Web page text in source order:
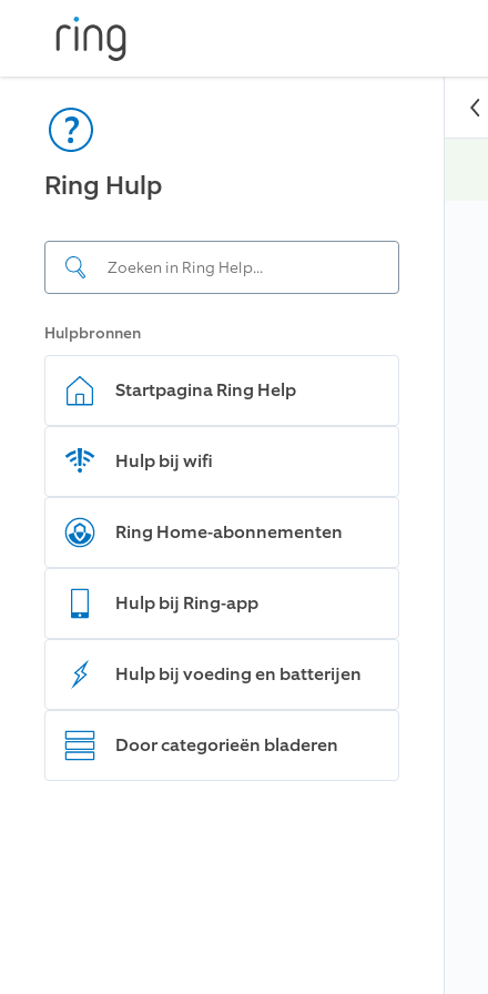
Ring Hulp
Hulpbronnen
Startpagina Ring Help
Hulp bij wifi
Ring Home-abonnementen
Hulp bij Ring-app
Hulp bij voeding en batterijen
Door categorieën bladeren